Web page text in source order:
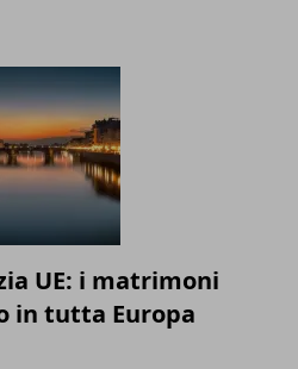
UE: i matrimoni
in tutta Europa